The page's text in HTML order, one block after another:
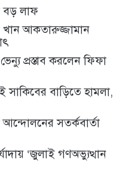
বড় লাফ
আকতারুজ্জামান
প্রস্তাব করলেন ফিফা
সাকিবের বাড়িতে হামলা,
সতর্কবার্তা
‘জুলাই গণঅভ্যুত্থান